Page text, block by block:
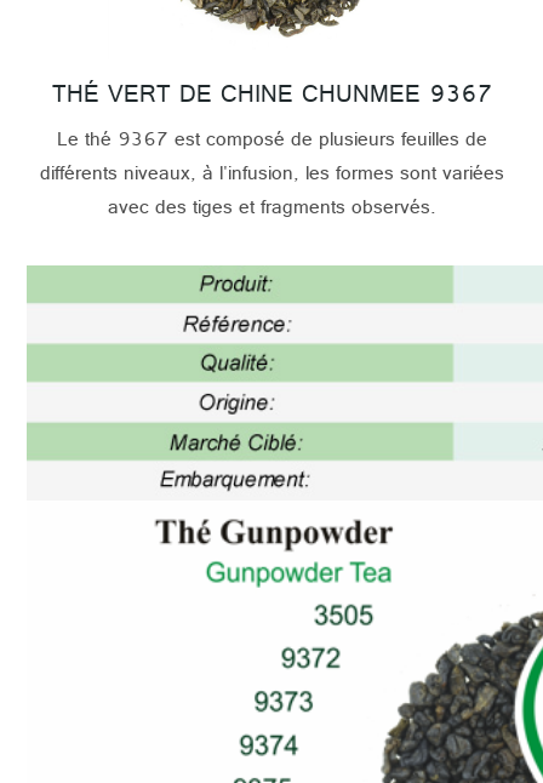
THÉ VERT DE CHINE CHUNMEE 9367
Le thé 9367 est composé de plusieurs feuilles de
différents niveaux, à l'infusion, les formes sont variées
avec des tiges et fragments observés.